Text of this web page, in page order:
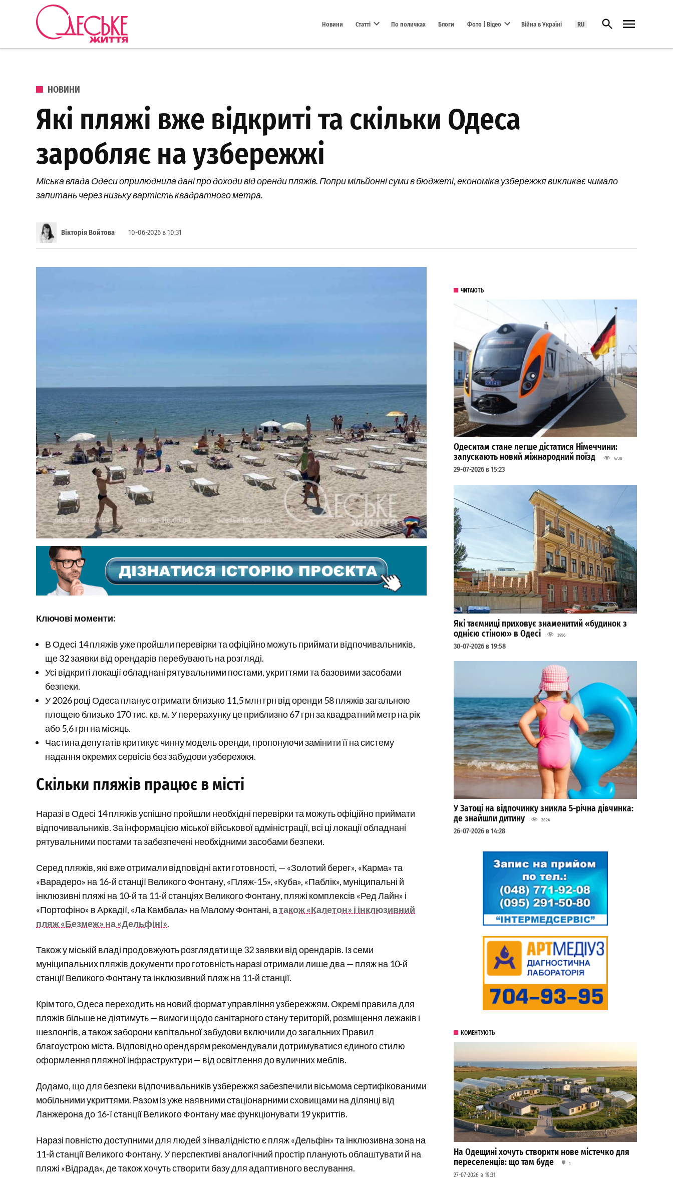
Перейти до вмісту
Новини Статті По поличках Блоги Фото | Відео Війна в Україні RU Відкрити пошук
ОПУБЛІКОВАНО В
НОВИНИ
Які пляжі вже відкриті та скільки Одеса
заробляє на узбережжі
Міська влада Одеси оприлюднила дані про доходи від оренди пляжів. Попри мільйонні суми в бюджеті, економіка узбережжя викликає чимало
запитань через низьку вартість квадратного метра.
Вікторія Войтова 10-06-2026 в 10:31
Ключові моменти:
В Одесі 14 пляжів уже пройшли перевірки та офіційно можуть приймати відпочивальників,
ще 32 заявки від орендарів перебувають на розгляді.
Усі відкриті локації обладнані рятувальними постами, укриттями та базовими засобами
безпеки.
У 2026 році Одеса планує отримати близько 11,5 млн грн від оренди 58 пляжів загальною
площею близько 170 тис. кв. м. У перерахунку це приблизно 67 грн за квадратний метр на рік
або 5,6 грн на місяць.
Частина депутатів критикує чинну модель оренди, пропонуючи замінити її на систему
надання окремих сервісів без забудови узбережжя.
Скільки пляжів працює в місті
Наразі в Одесі 14 пляжів успішно пройшли необхідні перевірки та можуть офіційно приймати
відпочивальників. За інформацією міської військової адміністрації, всі ці локації обладнані
рятувальними постами та забезпечені необхідними засобами безпеки.
Серед пляжів, які вже отримали відповідні акти готовності, — «Золотий берег», «Карма» та
«Варадеро» на 16-й станції Великого Фонтану, «Пляж-15», «Куба», «Паблік», муніципальні й
інклюзивні пляжі на 10-й та 11-й станціях Великого Фонтану, пляжі комплексів «Ред Лайн» і
«Портофіно» в Аркадії, «Ла Камбала» на Малому Фонтані, атакож «Калетон» і інклюзивний
пляж «Безмеж» на «Дельфіні».
Також у міській владі продовжують розглядати ще 32 заявки від орендарів. Із семи
муніципальних пляжів документи про готовність наразі отримали лише два — пляж на 10-й
станції Великого Фонтану та інклюзивний пляж на 11-й станції.
Крім того, Одеса переходить на новий формат управління узбережжям. Окремі правила для
пляжів більше не діятимуть — вимоги щодо санітарного стану територій, розміщення лежаків і
шезлонгів, а також заборони капітальної забудови включили до загальних Правил
благоустрою міста. Відповідно орендарям рекомендували дотримуватися єдиного стилю
оформлення пляжної інфраструктури — від освітлення до вуличних меблів.
Додамо, що для безпеки відпочивальників узбережжя забезпечили вісьмома сертифікованими
мобільними укриттями. Разом із уже наявними стаціонарними сховищами на ділянці від
Ланжерона до 16-ї станції Великого Фонтану має функціонувати 19 укриттів.
Наразі повністю доступними для людей з інвалідністю є пляж «Дельфін» та інклюзивна зона на
11-й станції Великого Фонтану. У перспективі аналогічний простір планують облаштувати й на
пляжі «Відрада», де також хочуть створити базу для адаптивного веслування.
ЧИТАЮТЬ
Одеситам стане легше дістатися Німеччини:
запускають новий міжнародний поїзд
4738
29-07-2026 в 15:23
Які таємниці приховує знаменитий «будинок з
однією стіною» в Одесі
3956
30-07-2026 в 19:58
У Затоці на відпочинку зникла 5-річна дівчинка:
де знайшли дитину
2824
26-07-2026 в 14:28
КОМЕНТУЮТЬ
На Одещині хочуть створити нове містечко для
переселенців: що там буде
1
27-07-2026 в 19:31